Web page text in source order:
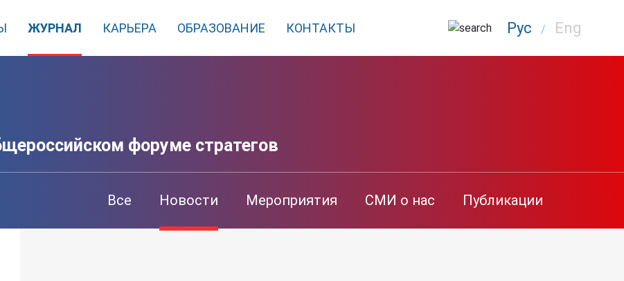
ЖУРНАЛ КАРЬЕРА ОБРАЗОВАНИЕ КОНТАКТЫ Рус / Eng
форуме стратегов
Все Новости Мероприятия СМИ о нас Публикации